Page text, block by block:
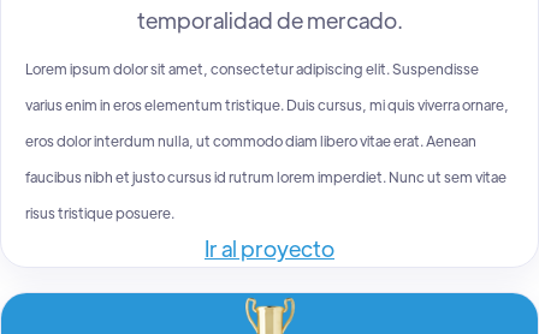
temporalidad de mercado.
Lorem ipsum dolor sit amet, consectetur adipiscing elit. Suspendisse
varius enim in eros elementum tristique. Duis cursus, mi quis viverra ornare,
eros dolor interdum nulla, ut commodo diam libero vitae erat. Aenean
faucibus nibh et justo cursus id rutrum lorem imperdiet. Nunc ut sem vitae
risus tristique posuere.
Ir al proyecto